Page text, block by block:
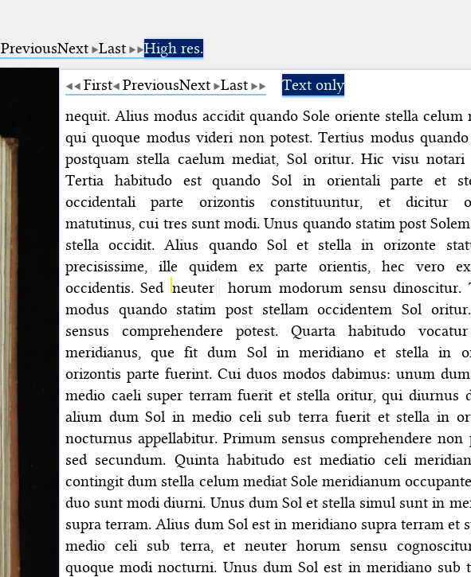
PreviousNext Last
High res.
First PreviousNext Last
Text only
nequit. Alius modus accidit quando Sole oriente stella celum
qui quoque modus videri non potest. Tertius modus
postquam stella caelum mediat, Sol oritur. Hic visu notari
Tertia habitudo est quando Sol in orientali parte et
occidentali parte orizontis constituuntur, et dicitur
matutinus, cui tres sunt modi. Unus quando statim post
stella occidit. Alius quando Sol et stella in orizonte
precisissime, ille quidem ex parte orientis, hec vero
occidentis. Sed neuter
horum modorum sensu dinoscitur.
modus quando statim post stellam occidentem Sol
sensus comprehendere potest. Quarta habitudo
meridianus, que fit dum Sol in meridiano et stella in
orizontis parte fuerint. Cui duos modos dabimus: unum
medio caeli super terram fuerit et stella oritur, qui diurnus
alium dum Sol in medio celi sub terra fuerit et stella in
nocturnus appellabitur. Primum sensus comprehendere non
sed secundum. Quinta habitudo est mediatio celi
contingit dum stella celum mediat Sole meridianum
duo sunt modi diurni. Unus dum Sol et stella simul sunt in
supra terram. Alius dum Sol est in meridiano supra terram et
medio celi sub terra, et neuter horum sensu
quoque modi nocturni. Unus dum Sol est in meridiano sub